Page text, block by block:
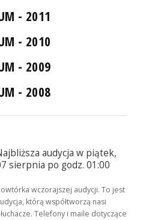
- 2011
- 2010
- 2009
- 2008
audycja w piątek,
sierpnia po godz. 01:00
wczorajszej audycji. To jest
którą współtworzą nasi
Telefony i maile dotyczące